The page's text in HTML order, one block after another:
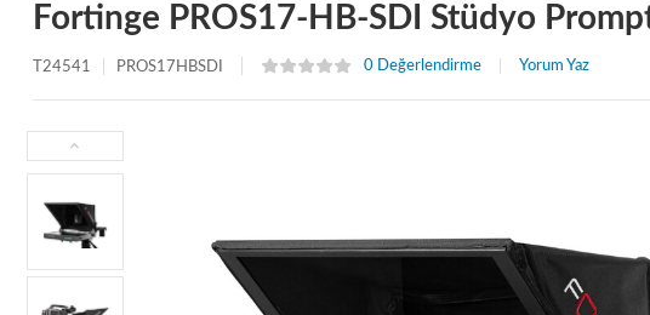
Fortinge PROS17-HB-SDI Stüdyo
T24541 PROS17HBSDI 0 Değerlendirme Yorum Yaz